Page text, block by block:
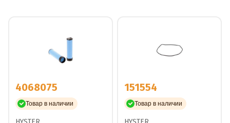
4068075
Товар в наличии
151554
Товар в наличии